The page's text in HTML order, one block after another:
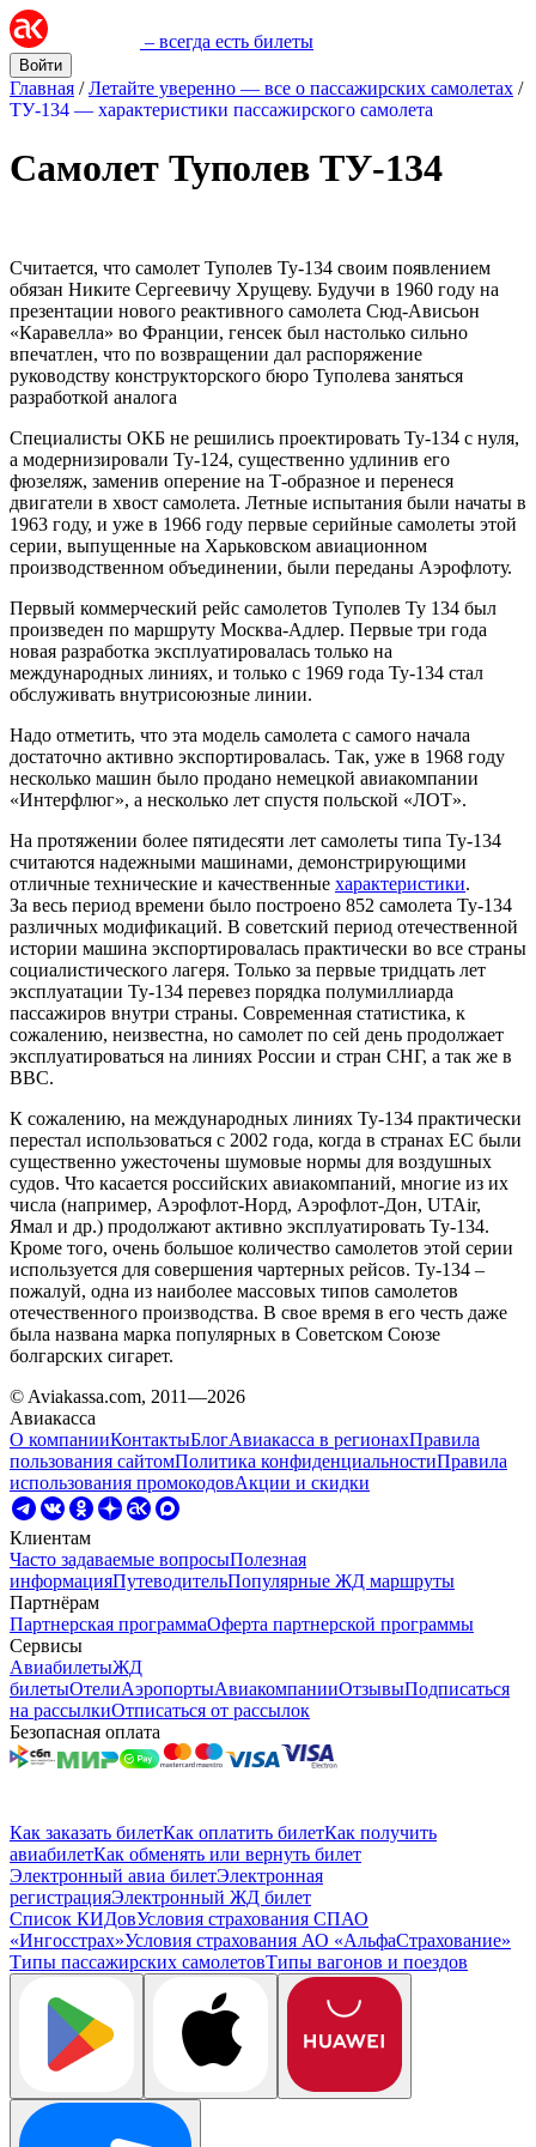
– всегда есть билеты
Войти
Главная /Летайте уверенно — все о пассажирских самолетах /
ТУ-134 — характеристики пассажирского самолета
Самолет Туполев ТУ-134
Считается, что самолет Туполев Ту-134 своим появлением
обязан Никите Сергеевичу Хрущеву. Будучи в 1960 году на
презентации нового реактивного самолета Сюд-Ависьон
«Каравелла» во Франции, генсек был настолько сильно
впечатлен, что по возвращении дал распоряжение
руководству конструкторского бюро Туполева заняться
разработкой аналога
Специалисты ОКБ не решились проектировать Ту-134 с нуля,
а модернизировали Ту-124, существенно удлинив его
фюзеляж, заменив оперение на Т-образное и перенеся
двигатели в хвост самолета. Летные испытания были начаты в
1963 году, и уже в 1966 году первые серийные самолеты этой
серии, выпущенные на Харьковском авиационном
производственном объединении, были переданы Аэрофлоту.
Первый коммерческий рейс самолетов Туполев Ту 134 был
произведен по маршруту Москва-Адлер. Первые три года
новая разработка эксплуатировалась только на
международных линиях, и только с 1969 года Ту-134 стал
обслуживать внутрисоюзные линии.
Надо отметить, что эта модель самолета с самого начала
достаточно активно экспортировалась. Так, уже в 1968 году
несколько машин было продано немецкой авиакомпании
«Интерфлюг», а несколько лет спустя польской «ЛОТ».
На протяжении более пятидесяти лет самолеты типа Ту-134
считаются надежными машинами, демонстрирующими
отличные технические и качественные характеристики.
За весь период времени было построено 852 самолета Ту-134
различных модификаций. В советский период отечественной
истории машина экспортировалась практически во все страны
социалистического лагеря. Только за первые тридцать лет
эксплуатации Ту-134 перевез порядка полумиллиарда
пассажиров внутри страны. Современная статистика, к
сожалению, неизвестна, но самолет по сей день продолжает
эксплуатироваться на линиях России и стран СНГ, а так же в
ВВС.
К сожалению, на международных линиях Ту-134 практически
перестал использоваться с 2002 года, когда в странах ЕС были
существенно ужесточены шумовые нормы для воздушных
судов. Что касается российских авиакомпаний, многие из их
числа (например, Аэрофлот-Норд, Аэрофлот-Дон, UTAir,
Ямал и др.) продолжают активно эксплуатировать Ту-134.
Кроме того, очень большое количество самолетов этой серии
используется для совершения чартерных рейсов. Ту-134 –
пожалуй, одна из наиболее массовых типов самолетов
отечественного производства. В свое время в его честь даже
была названа марка популярных в Советском Союзе
болгарских сигарет.
© Aviakassa.com, 2011—2026
Авиакасса
О компанииКонтактыБлогАвиакасса в регионахПравила
пользования сайтомПолитика конфиденциальностиПравила
использования промокодовАкции и скидки
Клиентам
Часто задаваемые вопросыПолезная
информацияПутеводительПопулярные ЖД маршруты
Партнёрам
Партнерская программаОферта партнерской программы
Сервисы
АвиабилетыЖД
билетыОтелиАэропортыАвиакомпанииОтзывыПодписаться
на рассылкиОтписаться от рассылок
Безопасная оплата
Как заказать билетКак оплатить билетКак получить
авиабилетКак обменять или вернуть билет
Электронный авиа билетЭлектронная
регистрацияЭлектронный ЖД билет
Список КИДовУсловия страхования СПАО
«Ингосстрах»Условия страхования АО «АльфаСтрахование»
Типы пассажирских самолетовТипы вагонов и поездов